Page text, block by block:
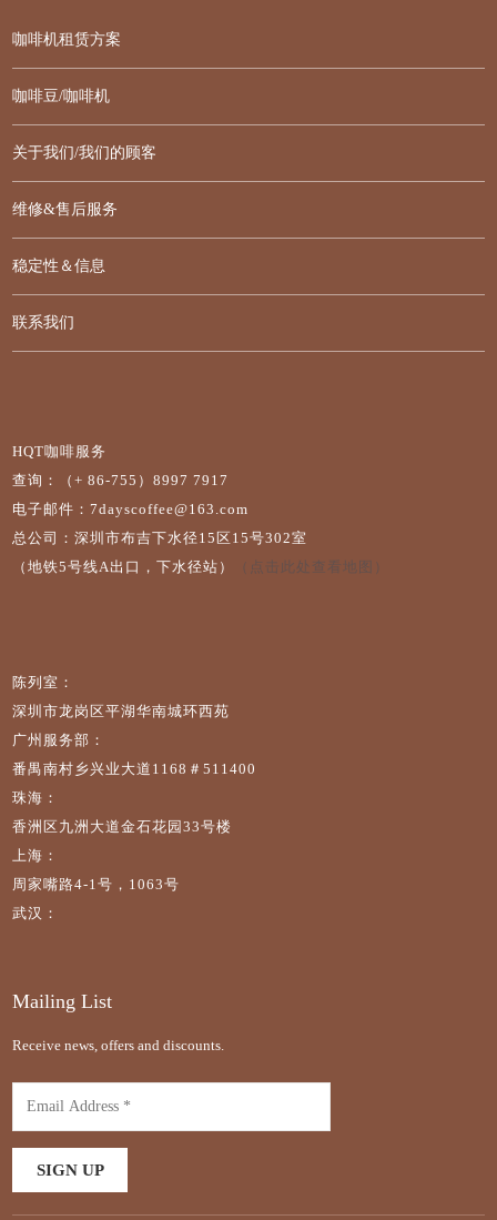
咖啡机租赁方案
咖啡豆/咖啡机
关于我们/我们的顾客
维修&售后服务
稳定性＆信息
联系我们
HQT咖啡服务
查询：（+ 86-755）8997 7917
电子邮件：7dayscoffee@163.com
总公司：深圳市布吉下水径15区15号302室
（地铁5号线A出口，下水径站）
（点击此处查看地图）
陈列室：
深圳市龙岗区平湖华南城环西苑
广州服务部：
番禺南村乡兴业大道1168＃511400
珠海：
香洲区九洲大道金石花园33号楼
上海：
周家嘴路4-1号，1063号
武汉：
Mailing List
Receive news, offers and discounts.